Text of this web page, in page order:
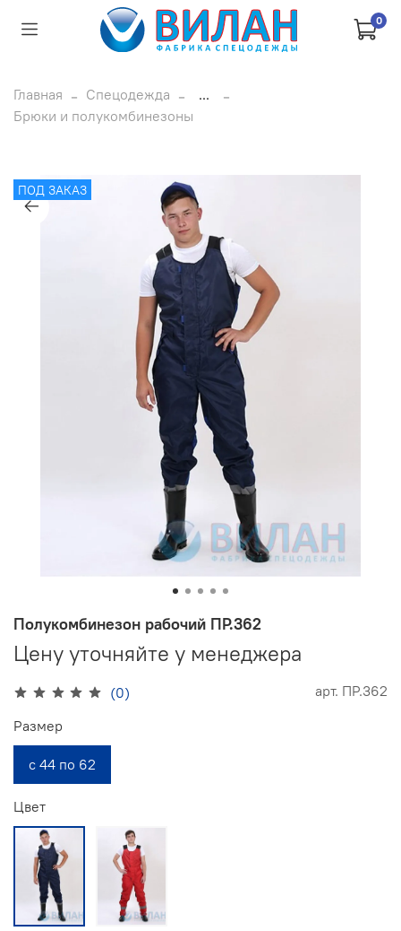
0
Главная Спецодежда
...
Брюки и полукомбинезоны
ПОД ЗАКАЗ
(0) арт. ПР.362
Полукомбинезон рабочий ПР.362
Цену уточняйте у менеджера
Размер
с 44 по 62
Цвет